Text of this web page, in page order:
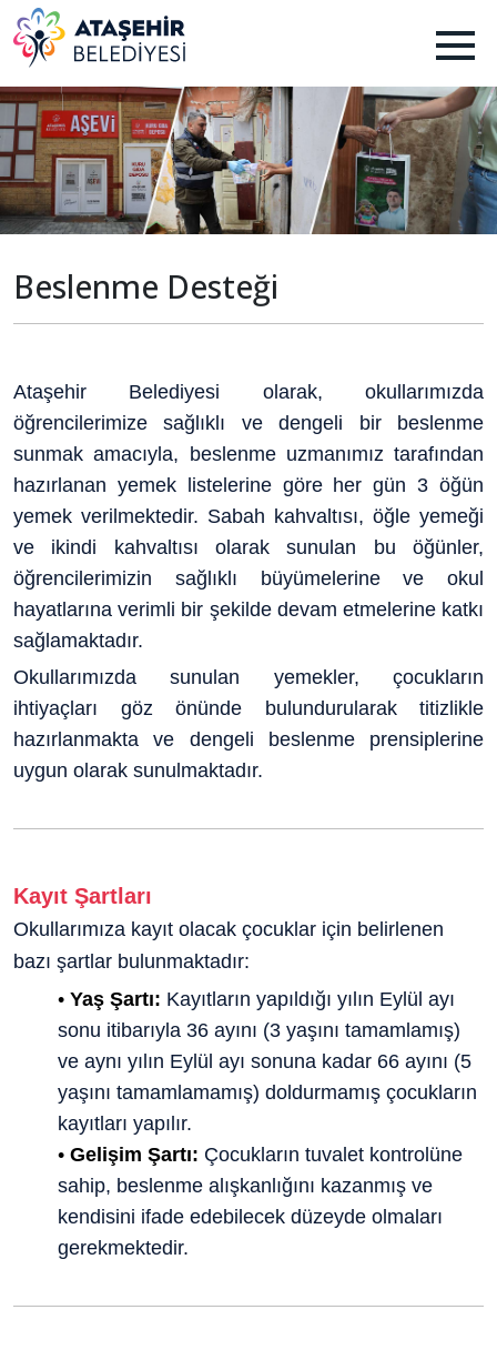
Beslenme Desteği
Ataşehir Belediyesi olarak, okullarımızda
öğrencilerimize sağlıklı ve dengeli bir beslenme
sunmak amacıyla, beslenme uzmanımız tarafından
hazırlanan yemek listelerine göre her gün 3 öğün
yemek verilmektedir. Sabah kahvaltısı, öğle yemeği
ve ikindi kahvaltısı olarak sunulan bu öğünler,
öğrencilerimizin sağlıklı büyümelerine ve okul
hayatlarına verimli bir şekilde devam etmelerine katkı
sağlamaktadır.
Okullarımızda sunulan yemekler, çocukların
ihtiyaçları göz önünde bulundurularak titizlikle
hazırlanmakta ve dengeli beslenme prensiplerine
uygun olarak sunulmaktadır.
Kayıt Şartları
Okullarımıza kayıt olacak çocuklar için belirlenen
bazı şartlar bulunmaktadır:
• Yaş Şartı: Kayıtların yapıldığı yılın Eylül ayı
sonu itibarıyla 36 ayını (3 yaşını tamamlamış)
ve aynı yılın Eylül ayı sonuna kadar 66 ayını (5
yaşını tamamlamamış) doldurmamış çocukların
kayıtları yapılır.
•​ Gelişim Şartı: Çocukların tuvalet kontrolüne
sahip, beslenme alışkanlığını kazanmış ve
kendisini ifade edebilecek düzeyde olmaları
gerekmektedir.